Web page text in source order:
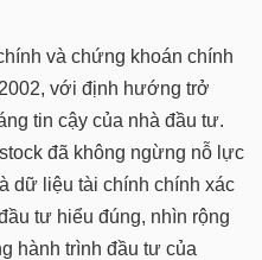
và chứng khoán chính
với định hướng trở
tin cậy của nhà đầu tư.
đã không ngừng nỗ lực
dữ liệu tài chính chính xác
tư hiểu đúng, nhìn rộng
hành trình đầu tư của